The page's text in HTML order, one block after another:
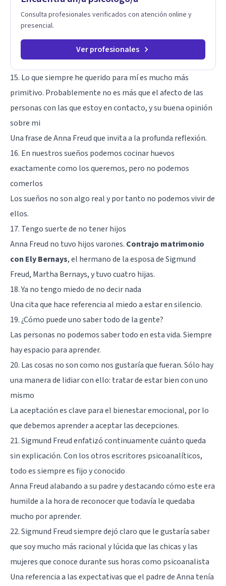
Consulta profesionales verificados con atención online y
presencial.
Ver profesionales
15. Lo que siempre he querido para mí es mucho más
primitivo. Probablemente no es más que el afecto de las
personas con las que estoy en contacto, y su buena opinión
sobre mi
Una frase de Anna Freud que invita a la profunda reflexión.
16. En nuestros sueños podemos cocinar huevos
exactamente como los queremos, pero no podemos
comerlos
Los sueños no son algo real y por tanto no podemos vivir de
ellos.
17. Tengo suerte de no tener hijos
Anna Freud no tuvo hijos varones. Contrajo matrimonio
con Ely Bernays, el hermano de la esposa de Sigmund
Freud, Martha Bernays, y tuvo cuatro hijas.
18. Ya no tengo miedo de no decir nada
Una cita que hace referencia al miedo a estar en silencio.
19. ¿Cómo puede uno saber todo de la gente?
Las personas no podemos saber todo en esta vida. Siempre
hay espacio para aprender.
20. Las cosas no son como nos gustaría que fueran. Sólo hay
una manera de lidiar con ello: tratar de estar bien con uno
mismo
La aceptación es clave para el bienestar emocional, por lo
que debemos aprender a aceptar las decepciones.
21. Sigmund Freud enfatizó continuamente cuánto queda
sin explicación. Con los otros escritores psicoanalíticos,
todo es siempre es fijo y conocido
Anna Freud alabando a su padre y destacando cómo este era
humilde a la hora de reconocer que todavía le quedaba
mucho por aprender.
22. Sigmund Freud siempre dejó claro que le gustaría saber
que soy mucho más racional y lúcida que las chicas y las
mujeres que conoce durante sus horas como psicoanalista
Una referencia a las expectativas que el padre de Anna tenía